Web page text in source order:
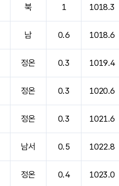
북 1 1018.3
남 0.6 1018.6
정온 0.3 1019.4
정온 0.3 1020.6
정온 0.3 1021.6
남서 0.5 1022.8
정온 0.4 1023.0